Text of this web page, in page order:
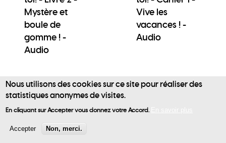
User
account
Mystère et
boule de
gomme ! -
Audio
Vive les
vacances ! -
Audio
Nous utilisons des cookies sur ce site pour réaliser des
statistiques anonymes de visites.
En cliquant sur Accepter vous donnez votre Accord.
Accepter Non, merci.